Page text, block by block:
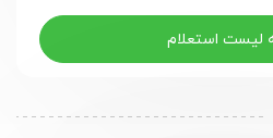
لیست استعلام